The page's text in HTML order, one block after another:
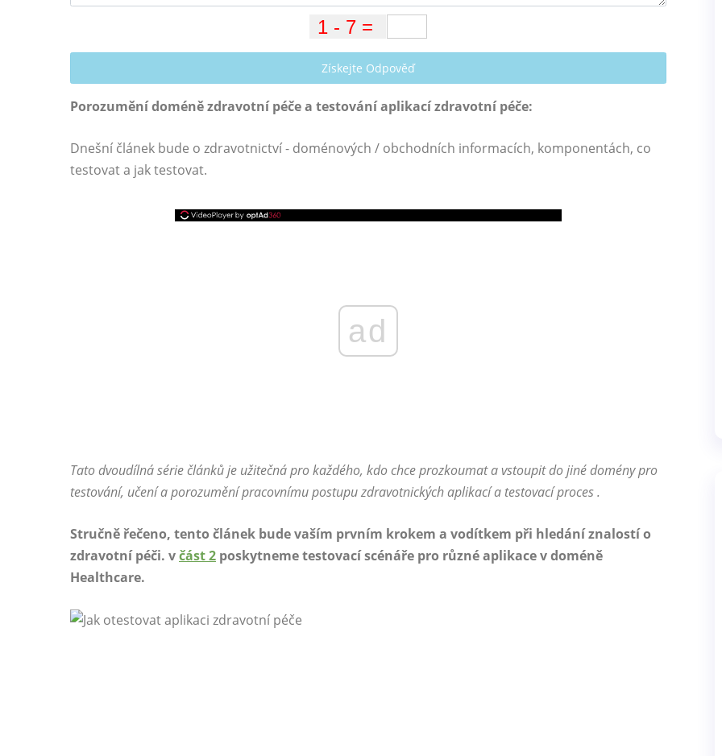
Získejte Odpověď
Porozumění doméně zdravotní péče a testování aplikací zdravotní péče:
Dnešní článek bude o zdravotnictví - doménových / obchodních informacích, komponentách, co
testovat a jak testovat.
ad
Tato dvoudílná série článků je užitečná pro každého, kdo chce prozkoumat a vstoupit do jiné domény pro
testování, učení a porozumění pracovnímu postupu zdravotnických aplikací a testovací proces .
Stručně řečeno, tento článek bude vaším prvním krokem a vodítkem při hledání znalostí o
zdravotní péči. včást 2 poskytneme testovací scénáře pro různé aplikace v doméně
Healthcare.